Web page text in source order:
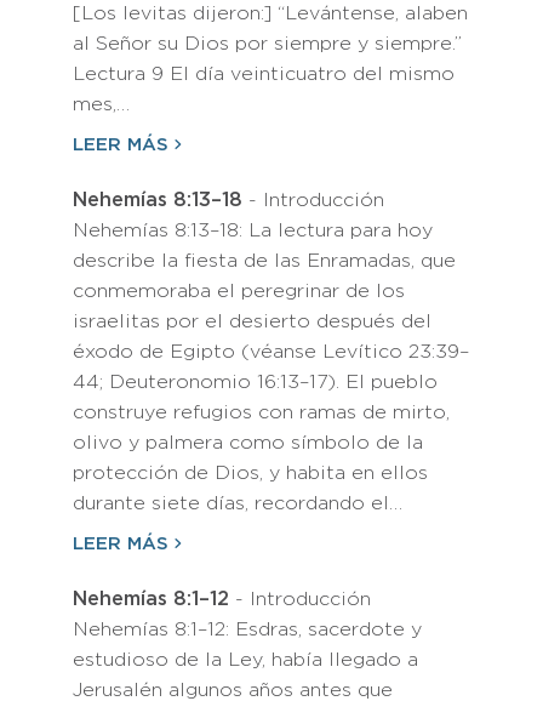
[Los levitas dijeron:] “Levántense, alaben
al Señor su Dios por siempre y siempre.”
Lectura 9 El día veinticuatro del mismo
mes,…
LEER MÁS
Nehemías 8:13–18 - Introducción
Nehemías 8:13–18: La lectura para hoy
describe la fiesta de las Enramadas, que
conmemoraba el peregrinar de los
israelitas por el desierto después del
éxodo de Egipto (véanse Levítico 23:39–
44; Deuteronomio 16:13–17). El pueblo
construye refugios con ramas de mirto,
olivo y palmera como símbolo de la
protección de Dios, y habita en ellos
durante siete días, recordando el…
LEER MÁS
Nehemías 8:1–12 - Introducción
Nehemías 8:1–12: Esdras, sacerdote y
estudioso de la Ley, había llegado a
Jerusalén algunos años antes que